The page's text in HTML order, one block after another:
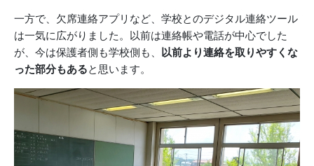
一方で、欠席連絡アプリなど、学校とのデジタル連絡ツール
は一気に広がりました。以前は連絡帳や電話が中心でした
が、今は保護者側も学校側も、
以前より連絡を取りやすくな
った部分もあると思います。